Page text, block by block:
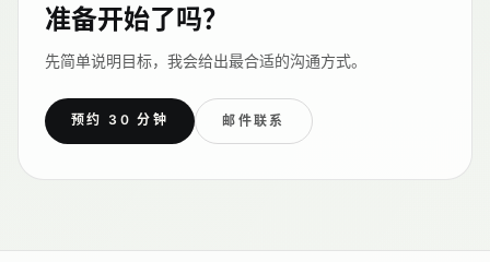
准备开始了吗？
先简单说明目标，我会给出最合适的沟通方式。
预约 30 分钟 邮件联系